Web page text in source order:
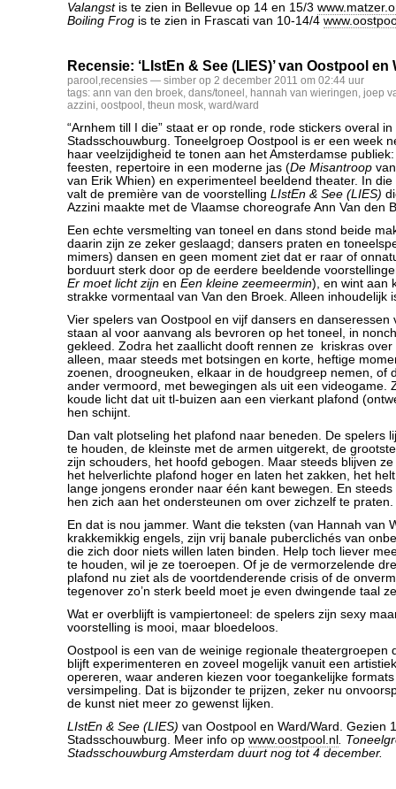
Valangstis te zien in Bellevue op 14 en 15/3
Boiling Frog is te zien in Frascati van 10-14/4
Recensie: ‘LIstEn & See (LIES)’ van Oostpool en
parool ,recensies — simber op 2 december 2011 om 02:44 uur
tags: ann van den broek, dans/toneel , hannah van wieringen, joep
azzini, oostpool , theun mosk, ward/ward
“Arnhem till I die” staat er op ronde, rode stickers overal in
Stadsschouwburg. Toneelgroep Oostpool is er een week
haar veelzijdigheid te tonen aan het Amsterdamse
feesten, repertoire in een moderne jas (De Misantroop
van Erik Whien) en experimenteel beeldend theater. In
valt de première van de voorstelling LIstEn & See (LIES)
Azzini maakte met de Vlaamse choreografe Ann Van den
Een echte versmelting van toneel en dans stond beide
daarin zijn ze zeker geslaagd; dansers praten en
mimers) dansen en geen moment ziet dat er raar of
borduurt sterk door op de eerdere beeldende
Er moet licht zijn en Een kleine zeemeermin), en wint aan
strakke vormentaal van Van den Broek. Alleen inhoudelijk
Vier spelers van Oostpool en vijf dansers en danseressen
staan al voor aanvang als bevroren op het toneel, in
gekleed. Zodra het zaallicht dooft rennen ze kriskras
alleen, maar steeds met botsingen en korte, heftige
zoenen, droogneuken, elkaar in de houdgreep nemen, of
ander vermoord, met bewegingen als uit een videogame.
koude licht dat uit tl-buizen aan een vierkant plafond
hen schijnt.
Dan valt plotseling het plafond naar beneden. De spelers
te houden, de kleinste met de armen uitgerekt, de
zijn schouders, het hoofd gebogen. Maar steeds blijven
het helverlichte plafond hoger en laten het zakken, het
lange jongens eronder naar één kant bewegen. En
hen zich aan het ondersteunen om over zichzelf te praten.
En dat is nou jammer. Want die teksten (van Hannah van
krakkemikkig engels, zijn vrij banale puberclichés van
die zich door niets willen laten binden. Help toch liever
te houden, wil je ze toeroepen. Of je de vermorzelende
plafond nu ziet als de voortdenderende crisis of de
tegenover zo’n sterk beeld moet je even dwingende taal
Wat er overblijft is vampiertoneel: de spelers zijn sexy
voorstelling is mooi, maar bloedeloos.
Oostpool is een van de weinige regionale theatergroepen
blijft experimenteren en zoveel mogelijk vanuit een
opereren, waar anderen kiezen voor toegankelijke
versimpeling. Dat is bijzonder te prijzen, zeker nu
de kunst niet meer zo gewenst lijken.
LIstEn & See (LIES) van Oostpool en Ward/Ward. Gezien
Stadsschouwburg. Meer info op www.oostpool.nl .
Stadsschouwburg Amsterdam duurt nog tot 4 december.